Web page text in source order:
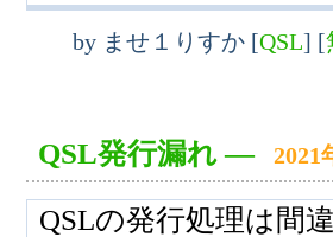
by ませ１りすか [QSL] [
QSL発行漏れ― 2021
QSLの発行処理は間